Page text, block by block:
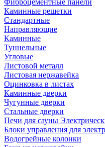
Фиброцементные панели
Каминные решетки
Стандартные
Направляющие
Каминные
Туннельные
Угловые
Листовой металл
Листовая нержавейка
Оцинковка в листах
Каминные дверки
Чугунные дверки
Стальные дверки
Печи для сауны
Блоки управления для
Водогрейные колонки